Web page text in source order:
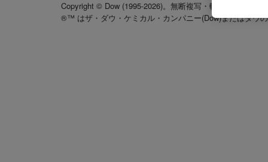
Copyright © Dow (1995-2026)。無断複写・転載を禁じます
®™ はザ・ダウ・ケミカル・カンパニー(Dow)またはダウ